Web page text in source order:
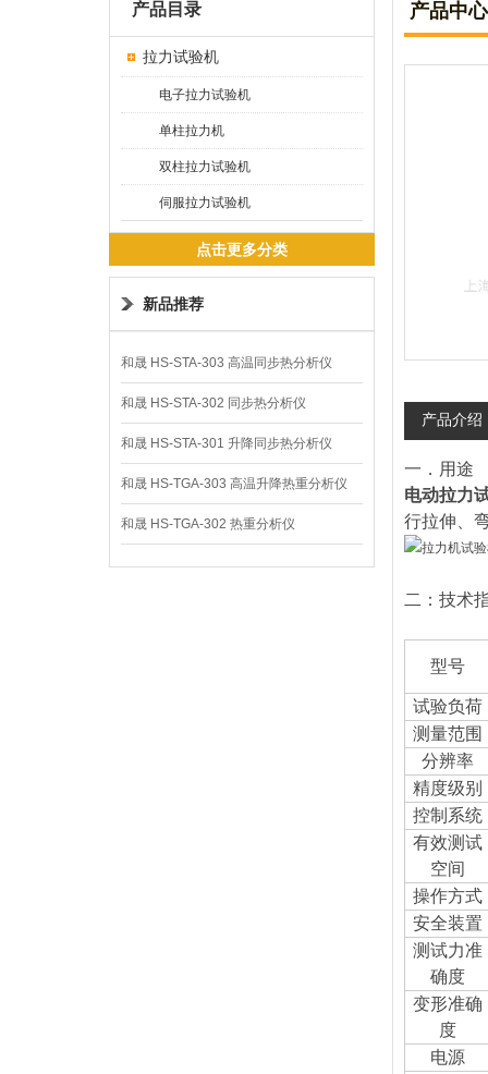
产品目录
拉力试验机
电子拉力试验机
单柱拉力机
双柱拉力试验机
伺服拉力试验机
点击更多分类
新品推荐
和晟 HS-STA-303 高温同步热分析仪
和晟 HS-STA-302 同步热分析仪
和晟 HS-STA-301 升降同步热分析仪
和晟 HS-TGA-303 高温升降热重分析仪
和晟 HS-TGA-302 热重分析仪
产品中心
产品介绍
一．用途
电动拉力
行拉伸、
二：技术
型号
试验负荷
测量范围
分辨率
精度级别
控制系统
有效测试
空间
操作方式
安全装置
测试力准
确度
变形准确
度
电源